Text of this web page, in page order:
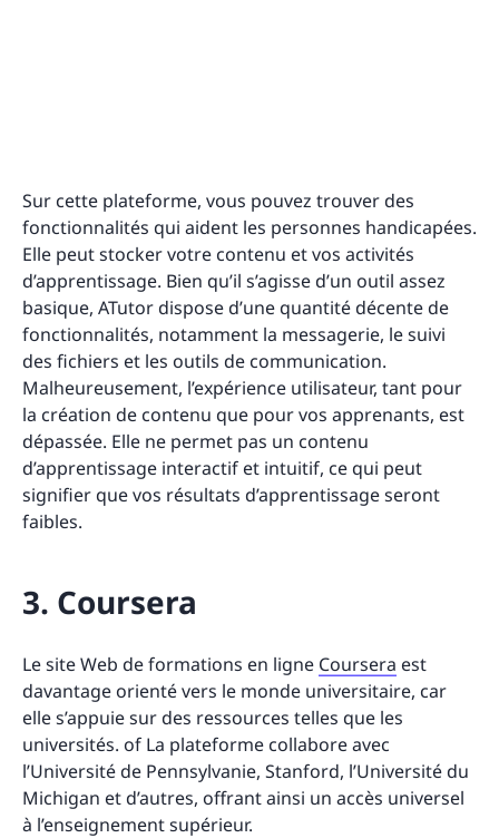
Sur cette plateforme, vous pouvez trouver des
fonctionnalités qui aident les personnes handicapées.
Elle peut stocker votre contenu et vos activités
d’apprentissage. Bien qu’il s’agisse d’un outil assez
basique, ATutor dispose d’une quantité décente de
fonctionnalités, notamment la messagerie, le suivi
des fichiers et les outils de communication.
Malheureusement, l’expérience utilisateur, tant pour
la création de contenu que pour vos apprenants, est
dépassée. Elle ne permet pas un contenu
d’apprentissage interactif et intuitif, ce qui peut
signifier que vos résultats d’apprentissage seront
faibles.
3. Coursera
Le site Web de formations en ligne Coursera est
davantage orienté vers le monde universitaire, car
elle s’appuie sur des ressources telles que les
universités. of La plateforme collabore avec
l’Université de Pennsylvanie, Stanford, l’Université du
Michigan et d’autres, offrant ainsi un accès universel
à l’enseignement supérieur.